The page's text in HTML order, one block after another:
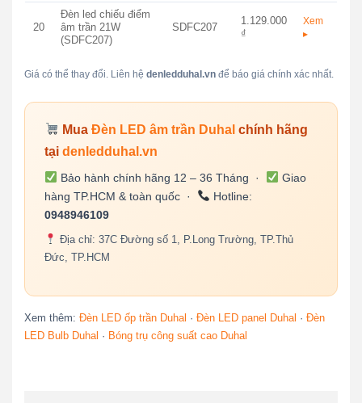
20
Đèn led chiếu điểm
âm trần 21W
(SDFC207)
SDFC207
1.129.000
₫
Xem
▸
Giá có thể thay đổi. Liên hệ denledduhal.vnđể báo giá chính xác nhất.
MuaĐèn LED âm trần Duhal chính hãng
tại denledduhal.vn
Bảo hành chính hãng 12 – 36 Tháng ·
Giao
hàng TP.HCM & toàn quốc ·
Hotline:
0948946109
Địa chỉ: 37C Đường số 1, P.Long Trường, TP.Thủ
Đức, TP.HCM
Xem thêm: Đèn LED ốp trần Duhal · Đèn LED panel Duhal · Đèn
LED Bulb Duhal · Bóng trụ công suất cao Duhal